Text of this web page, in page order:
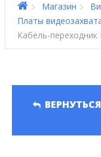
Магазин
Платы
Кабель-переходник